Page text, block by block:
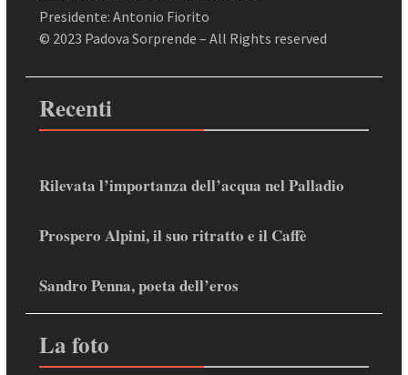
Presidente: Antonio Fiorito
© 2023 Padova Sorprende – All Rights reserved
Recenti
Rilevata l’importanza dell’acqua nel Palladio
Prospero Alpini, il suo ritratto e il Caffè
Sandro Penna, poeta dell’eros
La foto